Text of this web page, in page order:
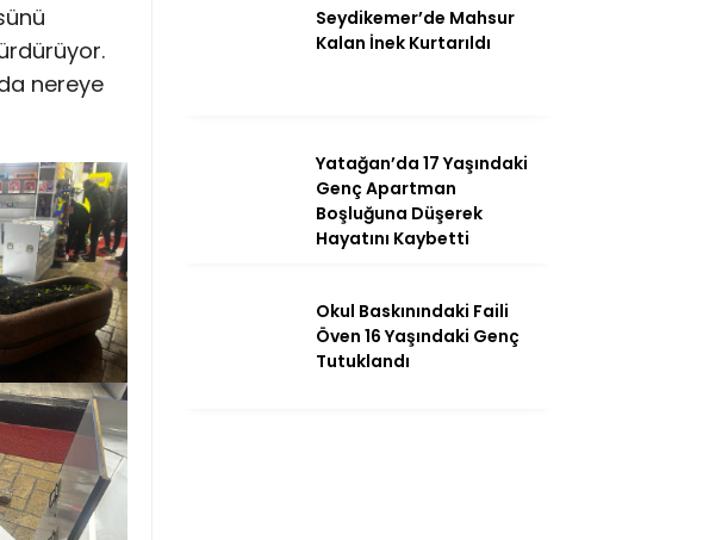
nereye
Seydikemer’de Mahsur
Kalan İnek Kurtarıldı
Yatağan’da 17 Yaşındaki
Genç Apartman
Boşluğuna Düşerek
Hayatını Kaybetti
Okul Baskınındaki Faili
Öven 16 Yaşındaki Genç
Tutuklandı